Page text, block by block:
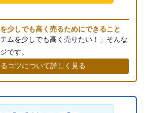
少しでも高く売るためにできること
ムを少しでも高く売りたい！」そんな
です。
コツについて詳しく見る